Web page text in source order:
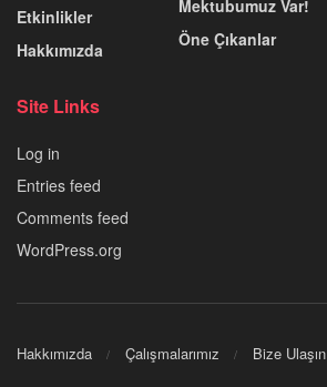
Etkinlikler
Hakkımızda
Mektubumuz Var!
Öne Çıkanlar
Site Links
Log in
Entries feed
Comments feed
WordPress.org
Hakkımızda Çalışmalarımız Bize Ulaşın